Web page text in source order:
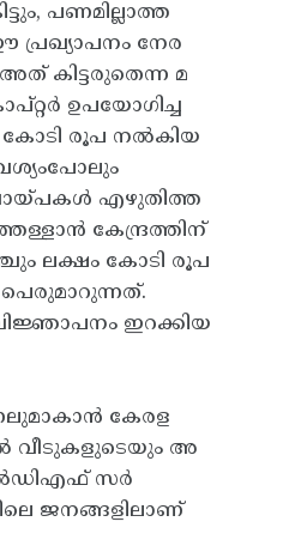
പണമില്ലാത്ത
പ്രഖ്യാപനം നേര
കിട്ടരുതെന്ന മ
ഉപയോഗിച്ച
കോടി രൂപ നൽകിയ
വായ്പകൾ എഴുതിത്ത
കേന്ദ്രത്തിന്
ലക്ഷം കോടി രൂപ
ഇറക്കിയ
കേരള
വീടുകളുടെയും അ
സർ
ജനങ്ങളിലാണ്